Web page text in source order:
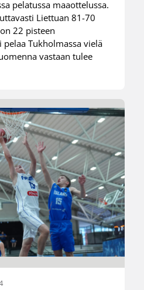
pelatussa maaottelussa.
Liettuan 81-70
22 pisteen
Tukholmassa vielä
vastaan tulee